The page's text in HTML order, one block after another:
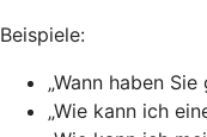
Beispiele:
„Wann haben
„Wie kann ich